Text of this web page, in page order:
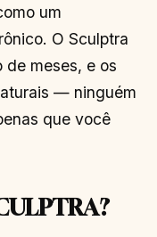
um
O Sculptra
de meses, e os
— ninguém
que você